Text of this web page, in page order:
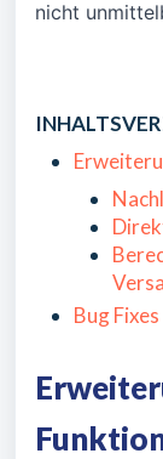
nicht
Bug Fixes